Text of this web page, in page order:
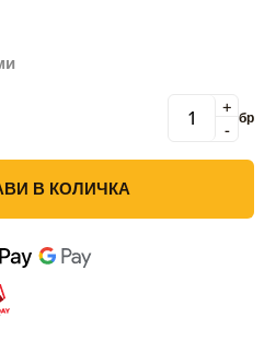
-
+ бр
В КОЛИЧКА